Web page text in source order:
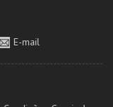
E-mail